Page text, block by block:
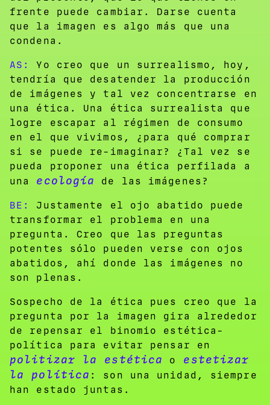
frente puede cambiar. Darse cuenta
que la imagen es algo más que una
condena.
AS:
Yo creo que un surrealismo, hoy,
tendría que desatender la producción
de imágenes y tal vez concentrarse en
una ética. Una ética surrealista que
logre escapar al régimen de consumo
en el que vivimos, ¿para qué comprar
si se puede re-imaginar? ¿Tal vez se
pueda proponer una ética perfilada a
una ecología de las imágenes?
BE:
Justamente el ojo abatido puede
transformar el problema en una
pregunta. Creo que las preguntas
potentes sólo pueden verse con ojos
abatidos, ahí donde las imágenes no
son plenas.
Sospecho de la ética pues creo que la
pregunta por la imagen gira alrededor
de repensar el binomio estética-
política para evitar pensar en
politizar la estética o
estetizar
la política : son una unidad, siempre
han estado juntas.